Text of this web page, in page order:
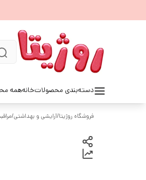
دسته‌بندی محصولاتخانههمه
فروشگاه روژیتا/آرایشی و بهداشتی/